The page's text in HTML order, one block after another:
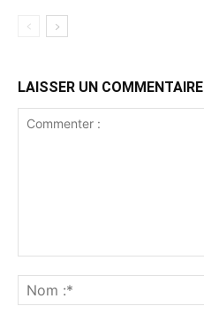
LAISSER UN COMMENTAIRE